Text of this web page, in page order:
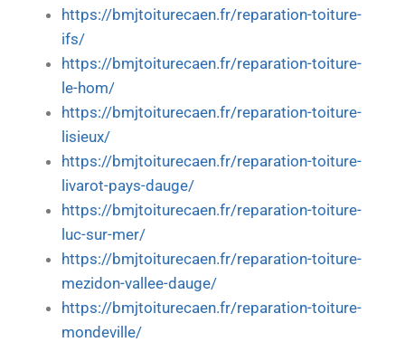
https://bmjtoiturecaen.fr/reparation-toiture-
ifs/
https://bmjtoiturecaen.fr/reparation-toiture-
le-hom/
https://bmjtoiturecaen.fr/reparation-toiture-
lisieux/
https://bmjtoiturecaen.fr/reparation-toiture-
livarot-pays-dauge/
https://bmjtoiturecaen.fr/reparation-toiture-
luc-sur-mer/
https://bmjtoiturecaen.fr/reparation-toiture-
mezidon-vallee-dauge/
https://bmjtoiturecaen.fr/reparation-toiture-
mondeville/